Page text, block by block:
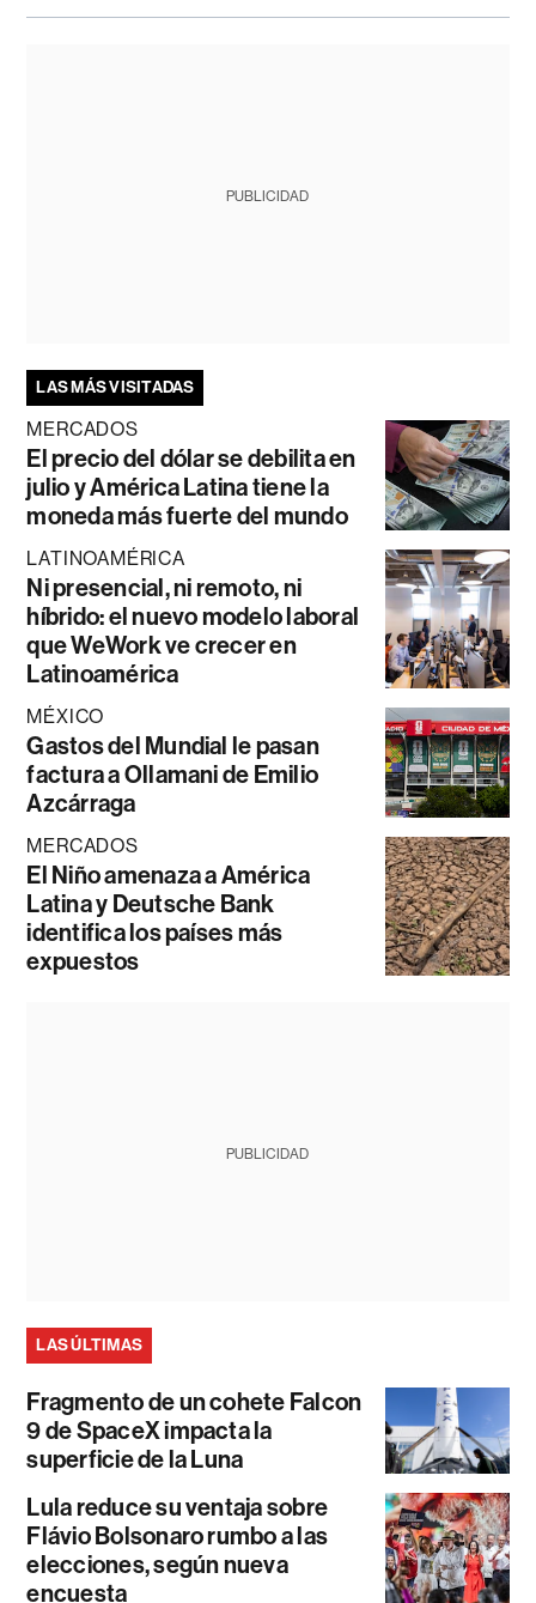
PUBLICIDAD
LAS MÁS VISITADAS
MERCADOS
El precio del dólar se debilita en
julio y América Latina tiene la
moneda más fuerte del mundo
LATINOAMÉRICA
Ni presencial, ni remoto, ni
híbrido: el nuevo modelo laboral
que WeWork ve crecer en
Latinoamérica
MÉXICO
Gastos del Mundial le pasan
factura a Ollamani de Emilio
Azcárraga
MERCADOS
El Niño amenaza a América
Latina y Deutsche Bank
identifica los países más
expuestos
PUBLICIDAD
LAS ÚLTIMAS
Fragmento de un cohete Falcon
9 de SpaceX impacta la
superficie de la Luna
Lula reduce su ventaja sobre
Flávio Bolsonaro rumbo a las
elecciones, según nueva
encuesta